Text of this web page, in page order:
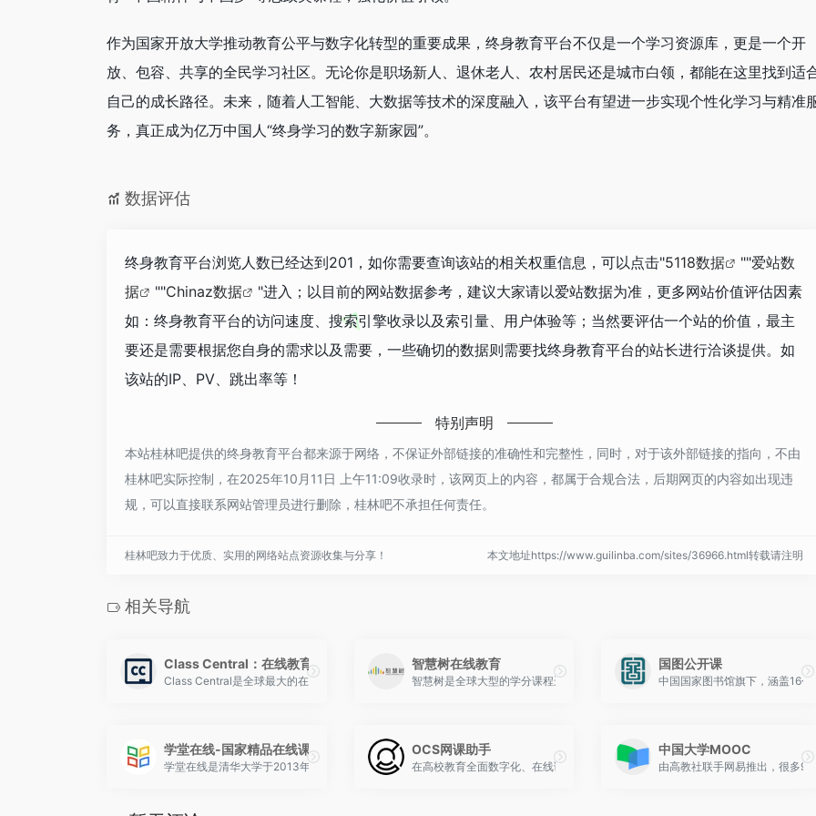
作为国家开放大学推动教育公平与数字化转型的重要成果，终身教育平台不仅是一个学习资源库，更是一个开
放、包容、共享的全民学习社区。无论你是职场新人、退休老人、农村居民还是城市白领，都能在这里找到适
自己的成长路径。未来，随着人工智能、大数据等技术的深度融入，该平台有望进一步实现个性化学习与精准
务，真正成为亿万中国人“终身学习的数字新家园”。
数据评估
终身教育平台浏览人数已经达到201，如你需要查询该站的相关权重信息，可以点击"5118数据 ""爱站数
据
""Chinaz数据
"进入；以目前的网站数据参考，建议大家请以爱站数据为准，更多网站价值评估因素
如：终身教育平台的访问速度、搜索引擎收录以及索引量、用户体验等；当然要评估一个站的价值，最主
要还是需要根据您自身的需求以及需要，一些确切的数据则需要找终身教育平台的站长进行洽谈提供。如
该站的IP、PV、跳出率等！
特别声明
本站桂林吧提供的终身教育平台都来源于网络，不保证外部链接的准确性和完整性，同时，对于该外部链接的指向，不由
桂林吧实际控制，在2025年10月11日 上午11:09收录时，该网页上的内容，都属于合规合法，后期网页的内容如出现违
规，可以直接联系网站管理员进行删除，桂林吧不承担任何责任。
桂林吧致力于优质、实用的网络站点资源收集与分享！ 本文地址https://www.guilinba.com/sites/36966.html转载请注明
相关导航
Class Central：在线教育领域的课程导航者
Class Central是全球最大的在线课程搜索引擎和学习平台，它不生产课程而是聚合全球教育资源，帮助学习者在超过100个平台的25
智慧树在线教育
智慧树是全球大型的学分课程运营服务平台，在线教育平台拥有海量大学高品质
国图公开课
中国国家图书馆旗下，涵盖16
学堂在线-国家精品在线课程学习平台
学堂在线是清华大学于2013年10月发起建立的慕课平台
OCS网课助手
在高校教育全面数字化、在线课程成为必修标配的今天，“刷课”二字早已不是秘
中国大学MOOC
由高教社联手网易推出，很多